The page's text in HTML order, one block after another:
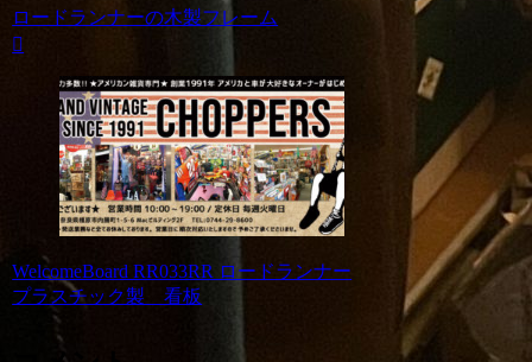
ロードランナーの木製フレーム
WelcomeBoard RR033RR ロードランナー
プラスチック製 看板